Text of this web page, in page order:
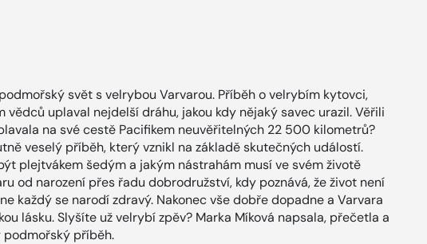
svět s velrybou Varvarou. Příběh o velrybím kytovci,
vědců uplaval nejdelší dráhu, jakou kdy nějaký savec urazil. Věřili
na své cestě Pacifikem neuvěřitelných 22 500 kilometrů?
veselý příběh, který vznikl na základě skutečných událostí.
plejtvákem šedým a jakým nástrahám musí ve svém životě
od narození přes řadu dobrodružství, kdy poznává, že život není
každý se narodí zdravý. Nakonec vše dobře dopadne a Varvara
lásku. Slyšíte už velrybí zpěv? Marka Míková napsala, přečetla a
podmořský příběh.